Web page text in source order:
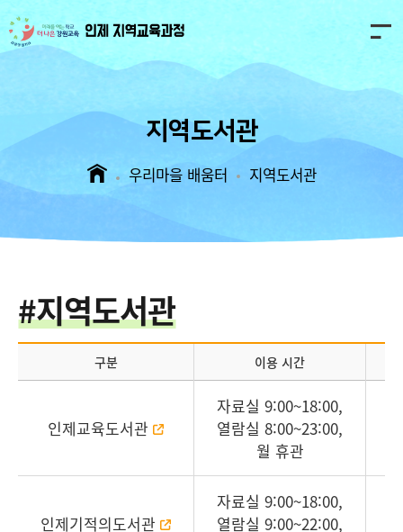
정
지역도서관
우리마을 배움터 지역도서관
#지역도서관
구분 이용 시간
인제교육도서관
자료실 9:00~18:00,
열람실 8:00~23:00,
월 휴관
인제기적의도서관
자료실 9:00~18:00,
열람실 9:00~22:00,